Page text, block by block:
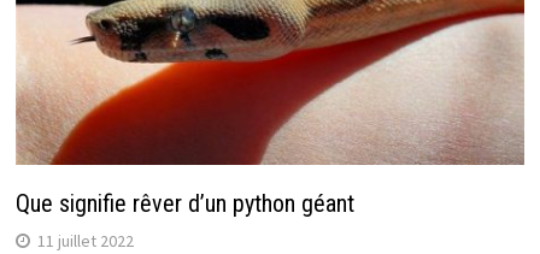
Que signifie rêver d’un python géant
11 juillet 2022